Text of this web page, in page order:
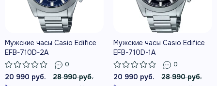
Мужские часы Casio Edifice
EFB-710D-2A
0
20 990 руб.
28 990 руб.
Мужские часы Casio Edifice
EFB-710D-1A
0
20 990 руб.
28 990 руб.